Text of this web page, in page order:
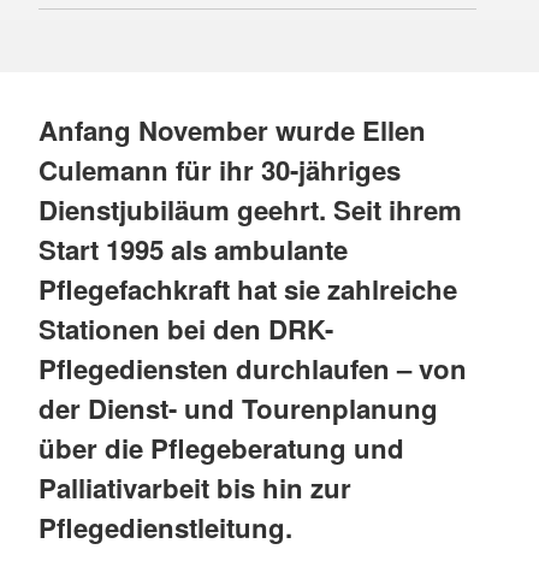
Anfang November wurde Ellen
Culemann für ihr 30-jähriges
Dienstjubiläum geehrt. Seit ihrem
Start 1995 als ambulante
Pflegefachkraft hat sie zahlreiche
Stationen bei den DRK-
Pflegediensten durchlaufen – von
der Dienst- und Tourenplanung
über die Pflegeberatung und
Palliativarbeit bis hin zur
Pflegedienstleitung.